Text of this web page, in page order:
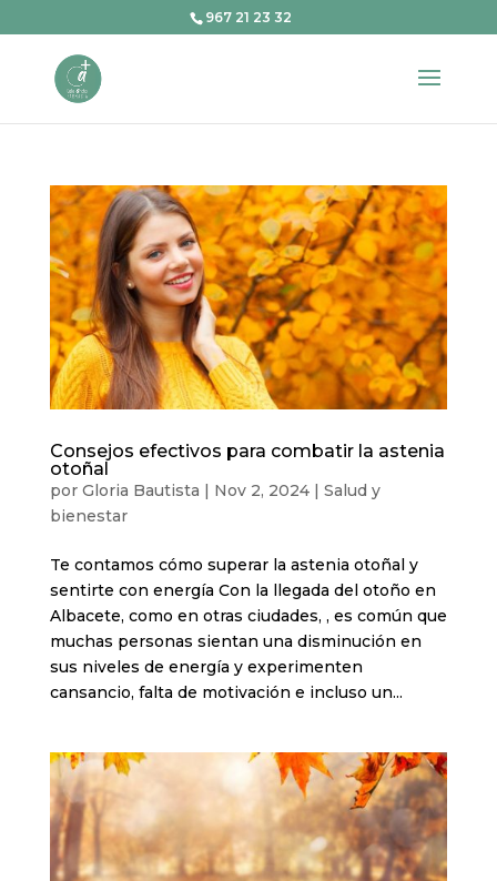
967 21 23 32
Consejos efectivos para combatir la astenia
otoñal
por Gloria Bautista | Nov 2, 2024| Salud y
bienestar
Te contamos cómo superar la astenia otoñal y
sentirte con energía Con la llegada del otoño en
Albacete, como en otras ciudades, , es común que
muchas personas sientan una disminución en
sus niveles de energía y experimenten
cansancio, falta de motivación e incluso un...